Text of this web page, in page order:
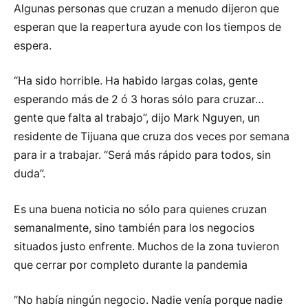
Algunas personas que cruzan a menudo dijeron que
esperan que la reapertura ayude con los tiempos de
espera.
“Ha sido horrible. Ha habido largas colas, gente
esperando más de 2 ó 3 horas sólo para cruzar…
gente que falta al trabajo”, dijo Mark Nguyen, un
residente de Tijuana que cruza dos veces por semana
para ir a trabajar. “Será más rápido para todos, sin
duda”.
Es una buena noticia no sólo para quienes cruzan
semanalmente, sino también para los negocios
situados justo enfrente. Muchos de la zona tuvieron
que cerrar por completo durante la pandemia
“No había ningún negocio. Nadie venía porque nadie